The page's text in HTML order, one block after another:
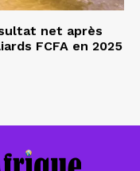
net après
FCFA en 2025